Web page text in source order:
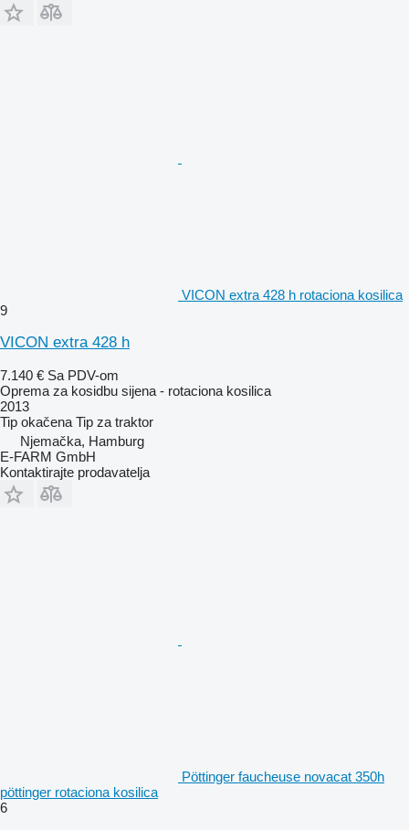
VICON extra 428 h rotaciona kosilica
9
VICON extra 428 h
7.140 € Sa PDV-om
Oprema za kosidbu sijena - rotaciona kosilica
2013
Tip okačena Tip za traktor
Njemačka, Hamburg
E-FARM GmbH
Kontaktirajte prodavatelja
Pöttinger faucheuse novacat 350h
pöttinger rotaciona kosilica
6